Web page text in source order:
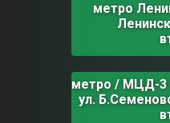
метро
метро / МЦД-3
ул.